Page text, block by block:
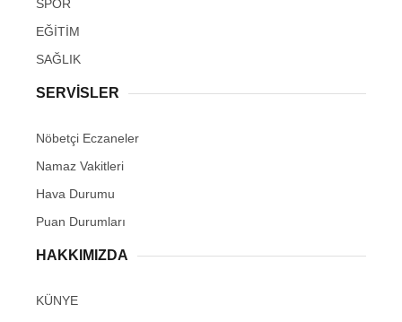
SPOR
EĞİTİM
SAĞLIK
SERVİSLER
Nöbetçi Eczaneler
Namaz Vakitleri
Hava Durumu
Puan Durumları
HAKKIMIZDA
KÜNYE